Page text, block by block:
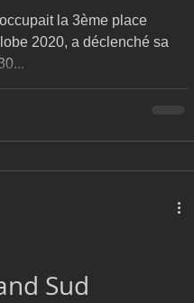
la 3ème place
2020, a déclenché sa
Sud